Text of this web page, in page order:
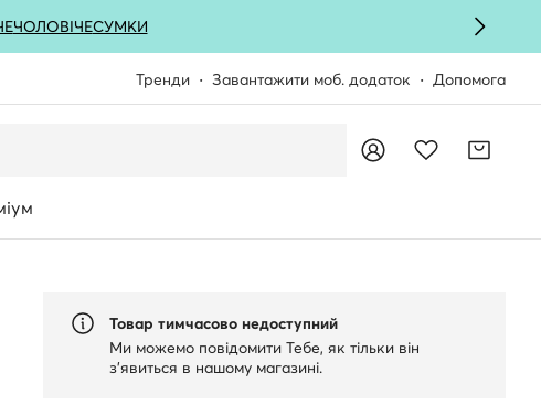
ЧОЛОВІЧЕСУМКИ
Тренди Завантажити моб. додаток Допомога
Товар тимчасово недоступний
Ми можемо повідомити Тебе, як тільки він
з'явиться в нашому магазині.